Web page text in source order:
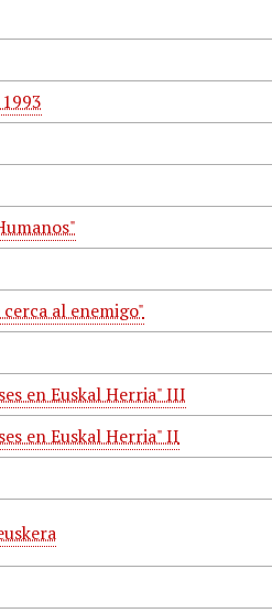
al enemigo"
en Euskal Herria" III
en Euskal Herria" II